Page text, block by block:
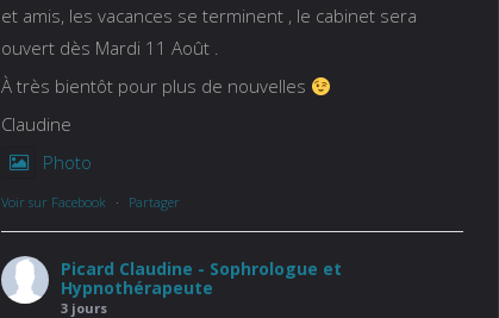
et amis, les vacances se terminent , le cabinet sera
ouvert dès Mardi 11 Août .
À très bientôt pour plus de nouvelles
Claudine
Photo
Voir sur Facebook · Partager
Picard Claudine - Sophrologue et
Hypnothérapeute
3 jours